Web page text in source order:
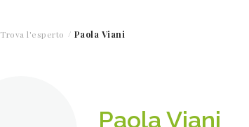
Trova l'esperto Paola Viani
Paola Viani